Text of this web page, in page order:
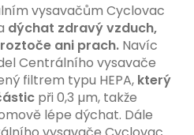
vysavačům Cyclovac
dýchat zdravý vzduch,
ani prach. Navíc
Centrálního vysavače
filtrem typu HEPA, který
při 0,3 µm, takže
lépe dýchat. Dále